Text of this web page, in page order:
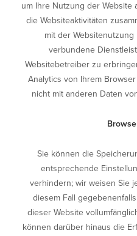
um Ihre Nutzung der Website
die Websiteaktivitäten
mit der
verbundene
Websitebetreiber zu
Analytics von Ihrem
nicht mit anderen Daten
Sie können die
entsprechende
verhindern; wir weisen Sie
diesem Fall
dieser Website
können darüber hinaus die